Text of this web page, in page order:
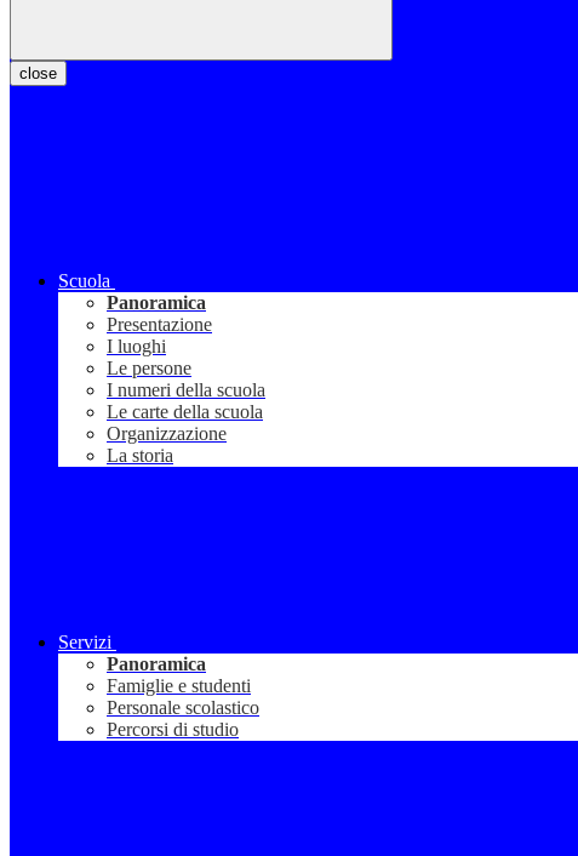
close
Scuola
Panoramica
Presentazione
I luoghi
Le persone
I numeri della scuola
Le carte della scuola
Organizzazione
La storia
Servizi
Panoramica
Famiglie e studenti
Personale scolastico
Percorsi di studio